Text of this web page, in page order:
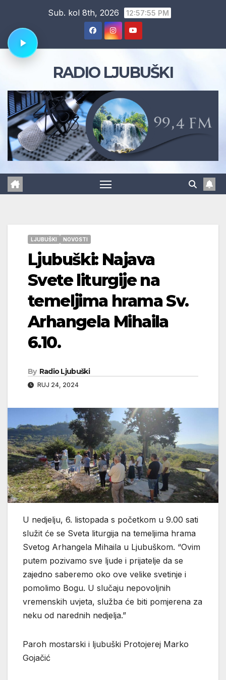
content
Sub. kol 8th, 2026 12:57:56 PM
RADIO LJUBUŠKI
LJUBUŠKI NOVOSTI
Ljubuški: Najava
Svete liturgije na
temeljima hrama Sv.
Arhangela Mihaila
6.10.
By Radio Ljubuški
RUJ 24, 2024
U nedjelju, 6. listopada s početkom u 9.00 sati
služit će se Sveta liturgija na temeljima hrama
Svetog Arhangela Mihaila u Ljubuškom. “Ovim
putem pozivamo sve ljude i prijatelje da se
zajedno saberemo oko ove velike svetinje i
pomolimo Bogu. U slučaju nepovoljnih
vremenskih uvjeta, služba će biti pomjerena za
neku od narednih nedjelja.”
Paroh mostarski i ljubuški Protojerej Marko
Gojačić